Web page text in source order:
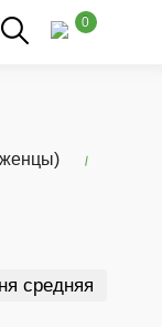
0
средняя